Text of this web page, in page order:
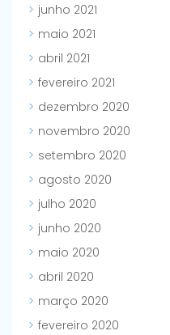
junho 2021
maio 2021
abril 2021
fevereiro 2021
dezembro 2020
novembro 2020
setembro 2020
agosto 2020
julho 2020
junho 2020
maio 2020
abril 2020
março 2020
fevereiro 2020